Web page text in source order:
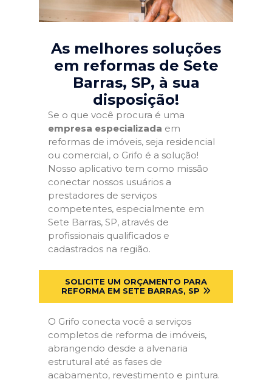
As melhores soluções
em reformas de Sete
Barras, SP, à sua
disposição!
Se o que você procura é uma
empresa especializada em
reformas de imóveis, seja residencial
ou comercial, o Grifo é a solução!
Nosso aplicativo tem como missão
conectar nossos usuários a
prestadores de serviços
competentes, especialmente em
Sete Barras, SP, através de
profissionais qualificados e
cadastrados na região.
SOLICITE UM ORÇAMENTO PARA
REFORMA EM SETE BARRAS, SP
O Grifo conecta você a serviços
completos de reforma de imóveis,
abrangendo desde a alvenaria
estrutural até as fases de
acabamento, revestimento e pintura.